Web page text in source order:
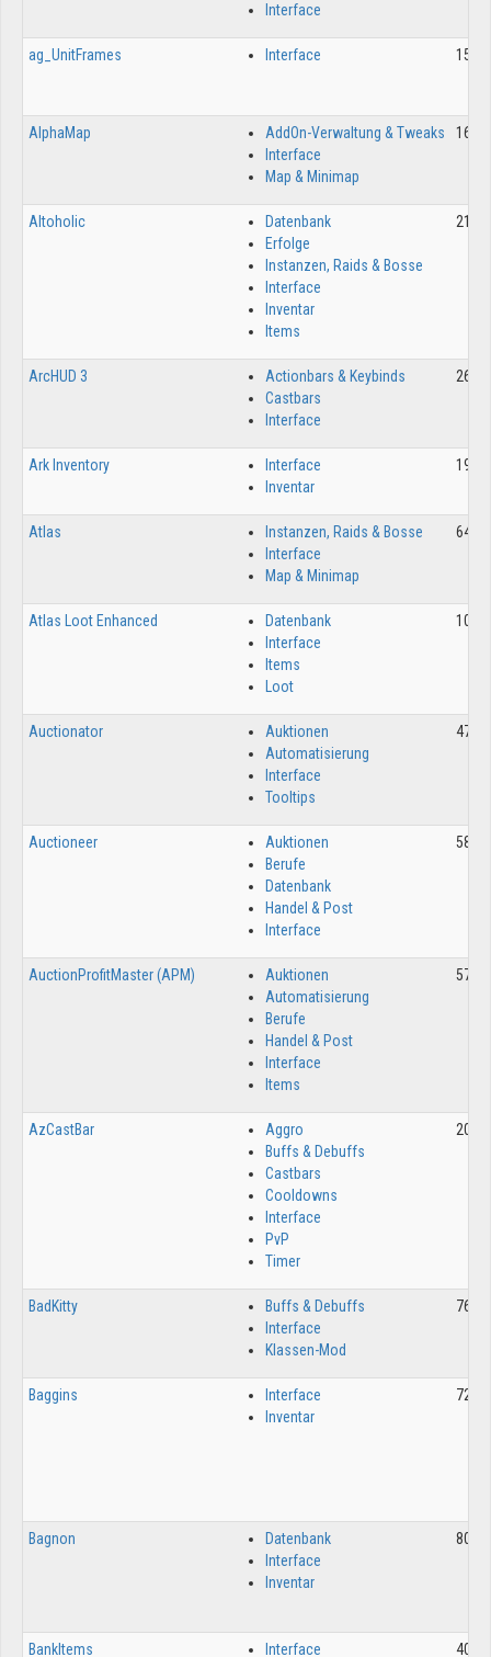
Interface
ag_UnitFrames Interface
AlphaMap
AddOn-Verwaltung & Tweaks
Interface
Map & Minimap
Altoholic
Datenbank
Erfolge
Instanzen, Raids & Bosse
Interface
Inventar
Items
ArcHUD 3
Actionbars & Keybinds
Castbars
Interface
Ark Inventory
Interface
Inventar
Atlas
Instanzen, Raids & Bosse
Interface
Map & Minimap
Atlas Loot Enhanced
Datenbank
Interface
Items
Loot
Auctionator
Auktionen
Automatisierung
Interface
Tooltips
Auctioneer
Auktionen
Berufe
Datenbank
Handel & Post
Interface
AuctionProfitMaster (APM)
Auktionen
Automatisierung
Berufe
Handel & Post
Interface
Items
5798
AzCastBar
Aggro
Buffs & Debuffs
Castbars
Cooldowns
Interface
PvP
Timer
BadKitty
Buffs & Debuffs
Interface
Klassen-Mod
7692
Baggins
Interface
Inventar
7283
Bagnon
Datenbank
Interface
Inventar
BankItems Interface 4021